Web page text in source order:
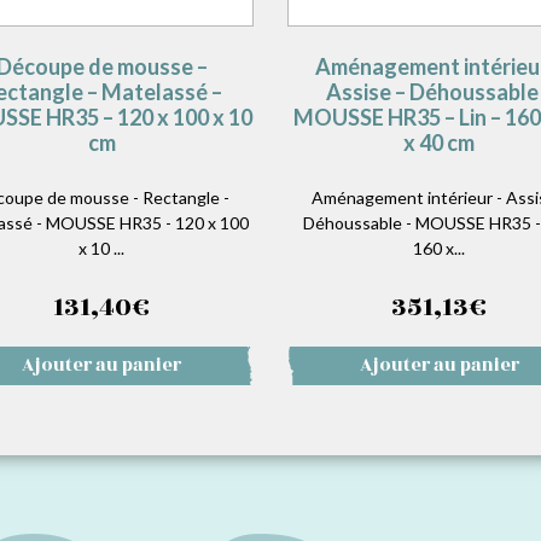
de mousse –
– Matelassé –
HR35 – 120 x 100 x 10
cm
de mousse - Rectangle -
- MOUSSE HR35 - 120 x 100
x 10 ...
131,40€
Ajouter au panier
Aménagement
Assise – Déhoussable
MOUSSE HR35 – Lin –
x 40 cm
Aménagement intérieur -
Déhoussable - MOUSSE HR35
160 x...
351,13€
Ajouter au panier